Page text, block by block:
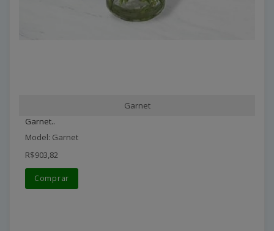
Garnet
Garnet..
Model: Garnet
R$903,82
Comprar